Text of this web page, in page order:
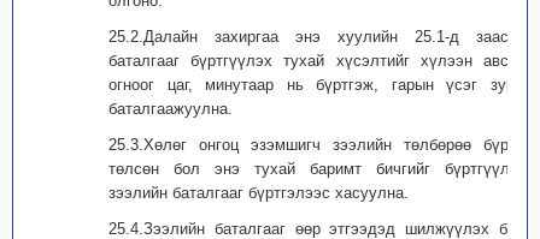
25.2.Далайн захиргаа энэ хуулийн 25.1-д заасан
баталгааг бүртгүүлэх тухай хүсэлтийг хүлээн авсан
огноог цаг, минутаар нь бүртгэж, гарын үсэг зурж
баталгаажуулна.
25.3.Хөлөг онгоц эзэмшигч зээлийн төлбөрөө бүрэн
төлсөн бол энэ тухай баримт бичгийг бүртгүүлж,
зээлийн баталгааг бүртгэлээс хасуулна.
25.4.Зээлийн баталгааг өөр этгээдэд шилжүүлэх бол